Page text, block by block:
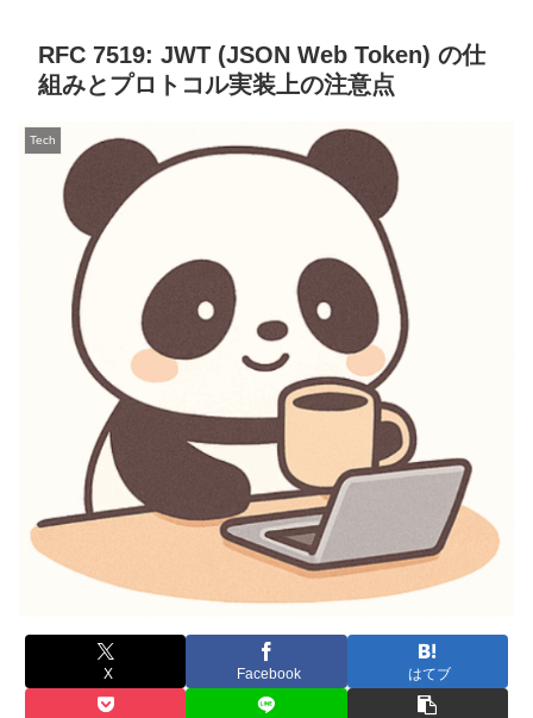
RFC 7519: JWT (JSON Web Token) の仕
組みとプロトコル実装上の注意点
Tech
X Facebook はてブ